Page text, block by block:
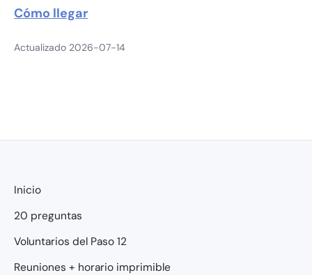
Cómo llegar
Actualizado 2026-07-14
Inicio
20 preguntas
Voluntarios del Paso 12
Reuniones + horario imprimible